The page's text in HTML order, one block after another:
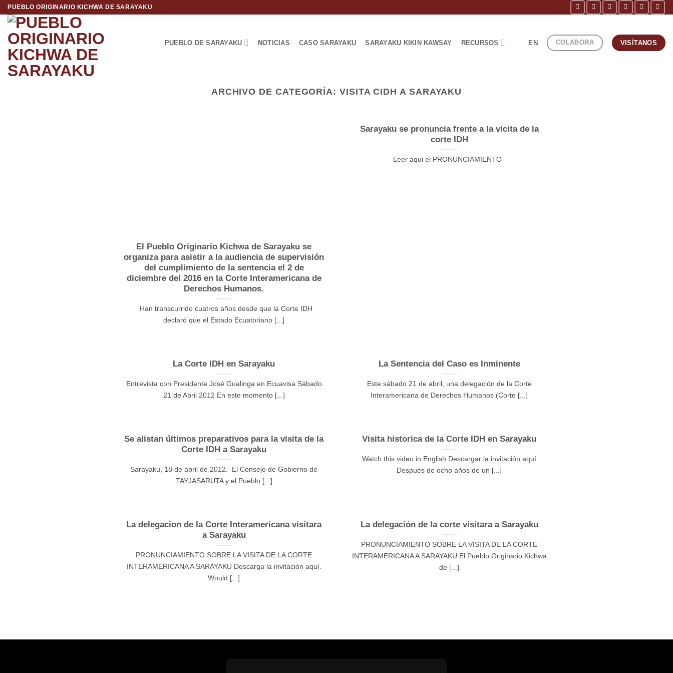
Saltar
contenido
PUEBLO ORIGINARIO KICHWA DE SARAYAKU
PUEBLO DE SARAYAKU NOTICIAS CASO SARAYAKU SARAYAKU KIKIN KAWSAY RECURSOS EN COLABORA VISÍTANOS
ARCHIVO DE CATEGORÍA: VISITA CIDH A SARAYAKU
El Pueblo Originario Kichwa de Sarayaku se
organiza para asistir a la audiencia de supervisión
del cumplimiento de la sentencia el 2 de
diciembre del 2016 en la Corte Interamericana de
Derechos Humanos.
Han transcurrido cuatros años desde que la Corte IDH
declaró que el Estado Ecuatoriano [...]
Sarayaku se pronuncia frente a la vicita de la
corte IDH
Leer aqui el PRONUNCIAMIENTO
La Corte IDH en Sarayaku
Entrevista con Presidente José Gualinga en Ecuavisa Sábado
21 de Abril 2012 En este momento [...]
La Sentencia del Caso es Inminente
Este sábado 21 de abril, una delegación de la Corte
Interamericana de Derechos Humanos (Corte [...]
Se alistan últimos preparativos para la visita de la
Corte IDH a Sarayaku
Sarayaku, 18 de abril de 2012. El Consejo de Gobierno de
TAYJASARUTA y el Pueblo [...]
Visita historica de la Corte IDH en Sarayaku
Watch this video in English Descargar la invitación aquí
Después de ocho años de un [...]
La delegacion de la Corte Interamericana visitara
a Sarayaku
PRONUNCIAMIENTO SOBRE LA VISITA DE LA CORTE
INTERAMERICANA A SARAYAKU Descarga la invitación aquí.
Would [...]
La delegación de la corte visitara a Sarayaku
PRONUNCIAMIENTO SOBRE LA VISITA DE LA CORTE
INTERAMERICANA A SARAYAKU El Pueblo Originario Kichwa
de [...]